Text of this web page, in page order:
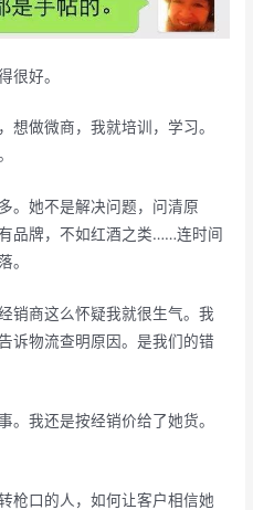
很好。
想做微商，我就培训，学习。
。她不是解决问题，问清原
品牌，不如红酒之类……连时间
。
销商这么怀疑我就很生气。我
诉物流查明原因。是我们的错
。我还是按经销价给了她货。
枪口的人，如何让客户相信她